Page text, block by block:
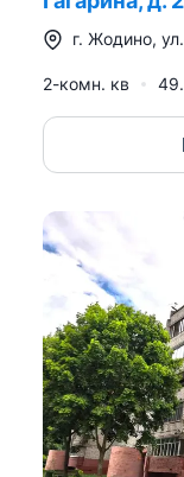
г. Жодино,
2-комн. кв